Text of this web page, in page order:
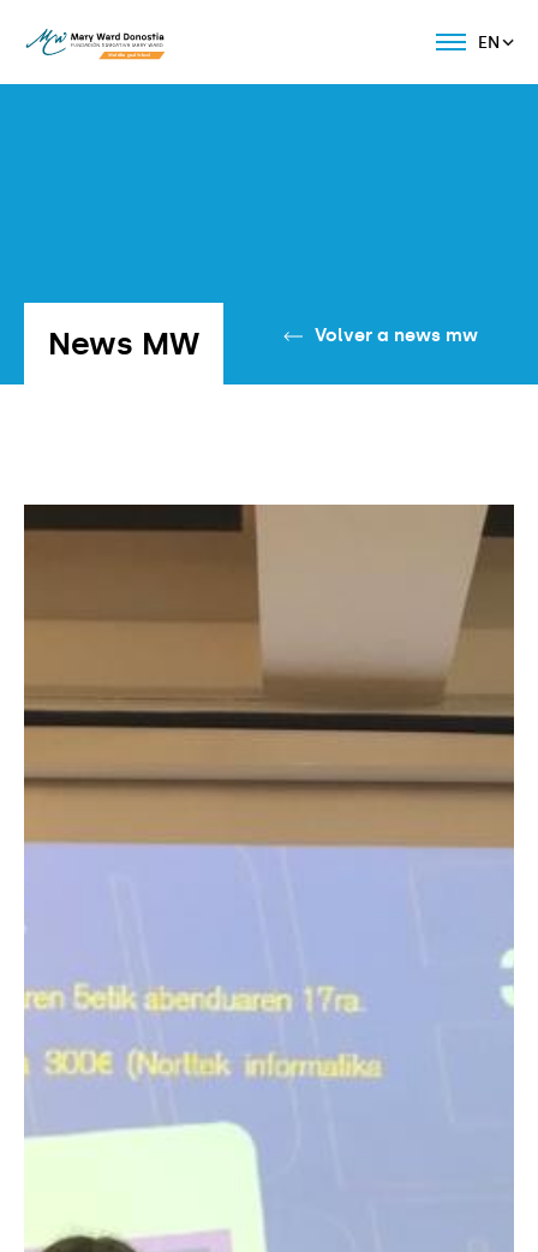
EN
Volver a news mw
News MW